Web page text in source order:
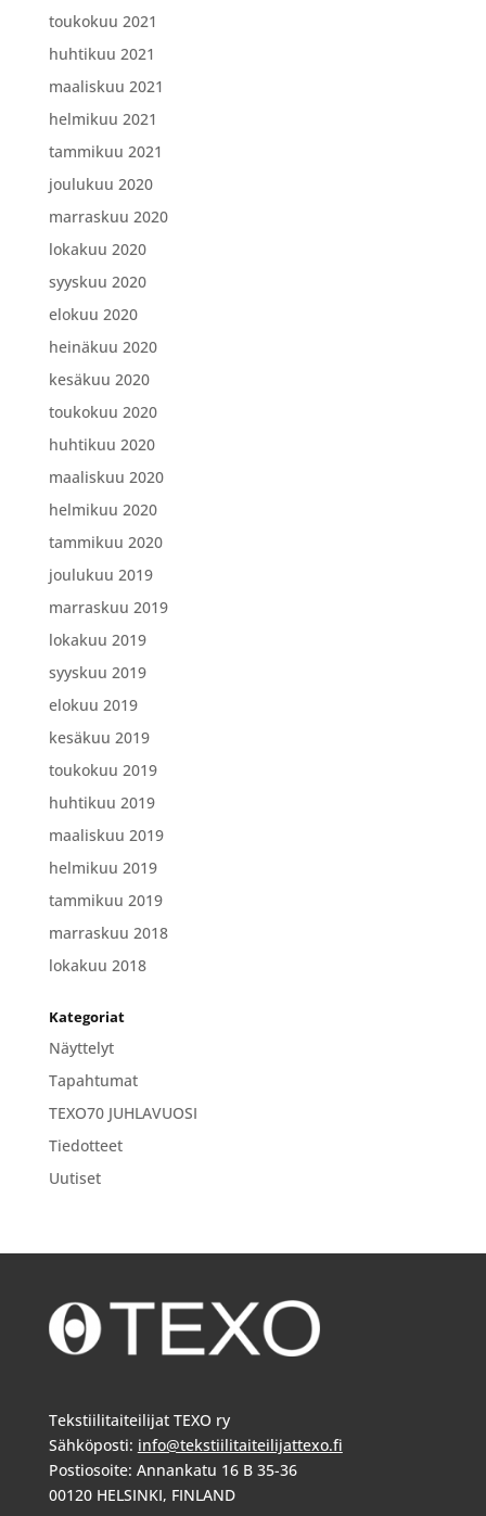
toukokuu 2021
huhtikuu 2021
maaliskuu 2021
helmikuu 2021
tammikuu 2021
joulukuu 2020
marraskuu 2020
lokakuu 2020
syyskuu 2020
elokuu 2020
heinäkuu 2020
kesäkuu 2020
toukokuu 2020
huhtikuu 2020
maaliskuu 2020
helmikuu 2020
tammikuu 2020
joulukuu 2019
marraskuu 2019
lokakuu 2019
syyskuu 2019
elokuu 2019
kesäkuu 2019
toukokuu 2019
huhtikuu 2019
maaliskuu 2019
helmikuu 2019
tammikuu 2019
marraskuu 2018
lokakuu 2018
Kategoriat
Näyttelyt
Tapahtumat
TEXO70 JUHLAVUOSI
Tiedotteet
Uutiset
Tekstiilitaiteilijat TEXO ry
Sähköposti: info@tekstiilitaiteilijattexo.fi
Postiosoite: Annankatu 16 B 35-36
00120 HELSINKI, FINLAND